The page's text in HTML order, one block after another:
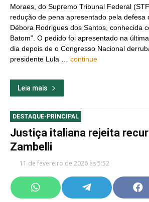
Moraes, do Supremo Tribunal Federal
redução de pena apresentado pela defesa
Débora Rodrigues dos Santos, conhecida
Batom”. O pedido foi apresentado na
dia depois de o Congresso Nacional
presidente Lula … continue
Leia mais
DESTAQUE-PRINCIPAL
Justiça italiana rejeita
Zambelli
11 de fevereiro de 2026 às 5:52
Share
on
Share
on
on